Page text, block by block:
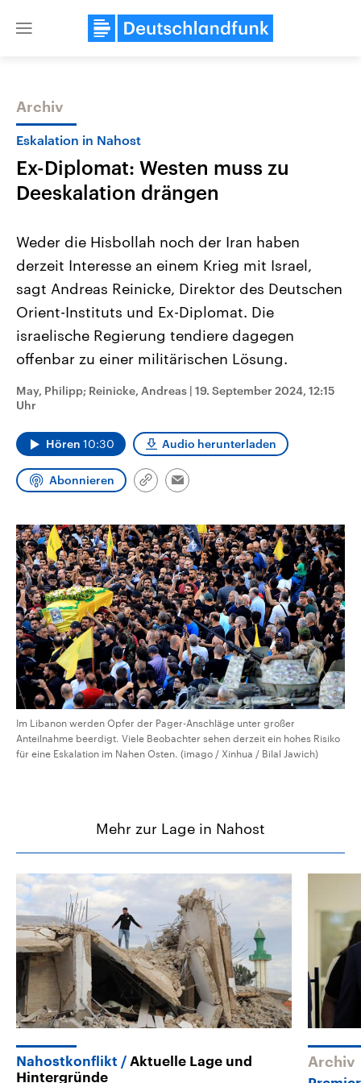
Close
Themen
Landtagswahl Sachsen-Anhalt
2026
Alle Informationen
Sachsen-Anhalt wählt am 6.
September 2026 einen neuen
Landtag. Seit 2021 wird das
Bundesland von einer Koalition aus
Umfragen, Prognosen,
Wahlprogramme, aktuelle Berichte
und Hintergründe zu den Parteien
Wahl.
Aktuelle Beiträge,
Hintergründe
Wirtschaftlich und
gehören die Vereinigten
den mächtigsten Ländern
mit großem Einfluss auf
aktuelle Weltgeschehen.
Sendungen
Audio-Archiv
Archiv
Eskalation in Nahost
Ex-Diplomat: Westen muss zu
Deeskalation drängen
Weder die Hisbollah noch der Iran haben
derzeit Interesse an einem Krieg mit Israel,
sagt Andreas Reinicke, Direktor des Deutschen
Orient-Instituts und Ex-Diplomat. Die
israelische Regierung tendiere dagegen
offenbar zu einer militärischen Lösung.
May, Philipp; Reinicke, Andreas | 19. September 2024, 12:15
Uhr
Hören 10:30 Audio herunterladen
Abonnieren
Link
Email
Im Libanon werden Opfer der Pager-Anschläge unter großer
Anteilnahme beerdigt. Viele Beobachter sehen derzeit ein hohes Risiko
für eine Eskalation im Nahen Osten. (imago / Xinhua / Bilal Jawich)
Mehr zur Lage in Nahost
Nahostkonflikt
Aktuelle Lage und
Hintergründe
Archiv